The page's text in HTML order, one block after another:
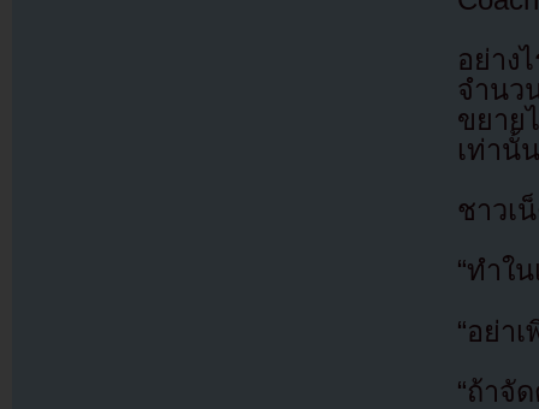
อย่าง
จำนว
ขยาย
เท่านั้
ชาวเ
“ทำใ
“อย่า
“ถ้าจั